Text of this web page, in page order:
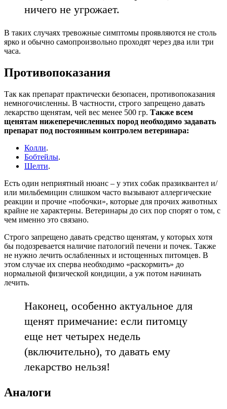
ничего не угрожает.
В таких случаях тревожные симптомы проявляются не столь
ярко и обычно самопроизвольно проходят через два или три
часа.
Противопоказания
Так как препарат практически безопасен, противопоказания
немногочисленны. В частности, строго запрещено давать
лекарство щенятам, чей вес менее 500 гр. Также всем
щенятам нижеперечисленных пород необходимо задавать
препарат под постоянным контролем ветеринара:
Колли.
Бобтейлы.
Шелти.
Есть один неприятный нюанс – у этих собак празиквантел и/
или мильбемицин слишком часто вызывают аллергические
реакции и прочие «побочки», которые для прочих животных
крайне не характерны. Ветеринары до сих пор спорят о том, с
чем именно это связано.
Строго запрещено давать средство щенятам, у которых хотя
бы подозревается наличие патологий печени и почек. Также
не нужно лечить ослабленных и истощенных питомцев. В
этом случае их сперва необходимо «раскормить» до
нормальной физической кондиции, а уж потом начинать
лечить.
Наконец, особенно актуальное для
щенят примечание: если питомцу
еще нет четырех недель
(включительно), то давать ему
лекарство нельзя!
Аналоги